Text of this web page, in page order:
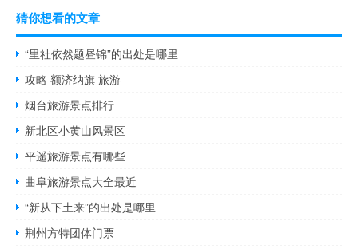
猜你想看的文章
“里社依然题昼锦”的出处是哪里
攻略 额济纳旗 旅游
烟台旅游景点排行
新北区小黄山风景区
平遥旅游景点有哪些
曲阜旅游景点大全最近
“新从下土来”的出处是哪里
荆州方特团体门票